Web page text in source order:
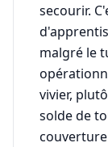
secourir.
malgré le
vivier,
solde de